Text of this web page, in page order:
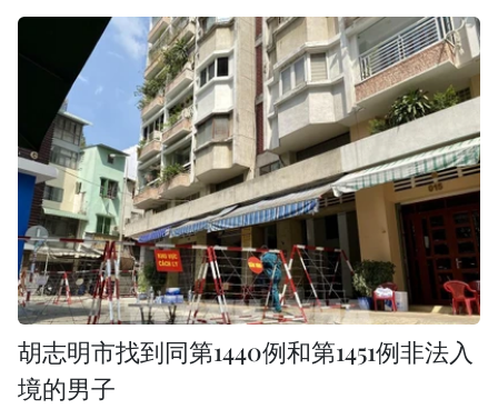
胡志明市找到同第1440例和第1451例非法入
境的男子